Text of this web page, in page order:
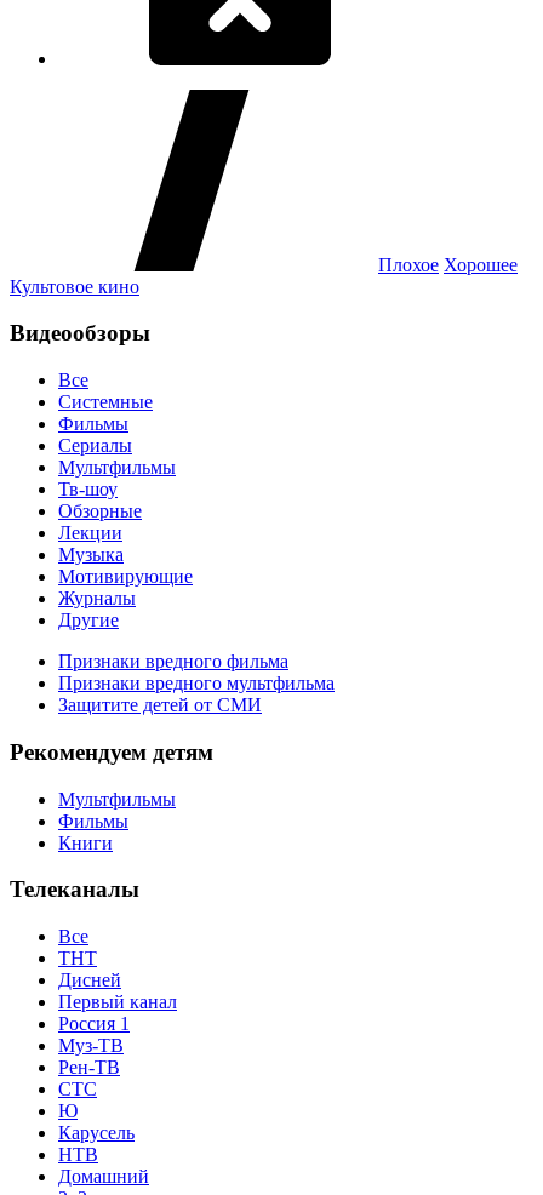
Плохое Хорошее
Культовое кино
Видеообзоры
Все
Системные
Фильмы
Сериалы
Мультфильмы
Тв-шоу
Обзорные
Лекции
Музыка
Мотивирующие
Журналы
Другие
Признаки вредного фильма
Признаки вредного мультфильма
Защитите детей от СМИ
Рекомендуем детям
Мультфильмы
Фильмы
Книги
Телеканалы
Все
ТНТ
Дисней
Первый канал
Россия 1
Муз-ТВ
Рен-ТВ
СТС
Ю
Карусель
НТВ
Домашний